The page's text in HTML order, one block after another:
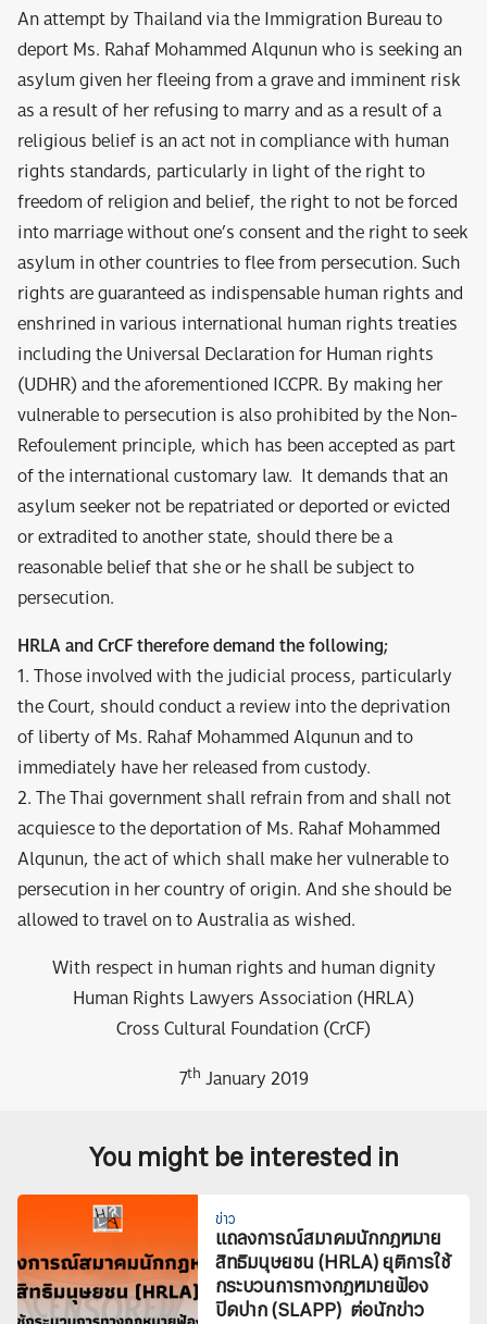
An attempt by Thailand via the Immigration Bureau to
deport Ms. Rahaf Mohammed Alqunun who is seeking an
asylum given her fleeing from a grave and imminent risk
as a result of her refusing to marry and as a result of a
religious belief is an act not in compliance with human
rights standards, particularly in light of the right to
freedom of religion and belief, the right to not be forced
into marriage without one’s consent and the right to seek
asylum in other countries to flee from persecution. Such
rights are guaranteed as indispensable human rights and
enshrined in various international human rights treaties
including the Universal Declaration for Human rights
(UDHR) and the aforementioned ICCPR. By making her
vulnerable to persecution is also prohibited by the Non-
Refoulement principle, which has been accepted as part
of the international customary law. It demands that an
asylum seeker not be repatriated or deported or evicted
or extradited to another state, should there be a
reasonable belief that she or he shall be subject to
persecution.
HRLA and CrCF therefore demand the following;
1. Those involved with the judicial process, particularly
the Court, should conduct a review into the deprivation
of liberty of Ms. Rahaf Mohammed Alqunun and to
immediately have her released from custody.
2. The Thai government shall refrain from and shall not
acquiesce to the deportation of Ms. Rahaf Mohammed
Alqunun, the act of which shall make her vulnerable to
persecution in her country of origin. And she should be
allowed to travel on to Australia as wished.
With respect in human rights and human dignity
Human Rights Lawyers Association (HRLA)
Cross Cultural Foundation (CrCF)
7th January 2019
You might be interested in
ข่าว
แถลงการณ์สมาคมนักกฎหมาย
สิทธิมนุษยชน (HRLA) ยุติการใช้
กระบวนการทางกฎหมายฟ้อง
ปิดปาก (SLAPP) ต่อนักข่าว